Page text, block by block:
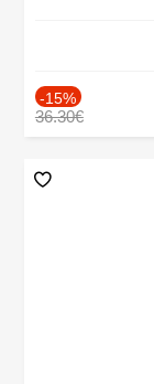
-15%
36.30€